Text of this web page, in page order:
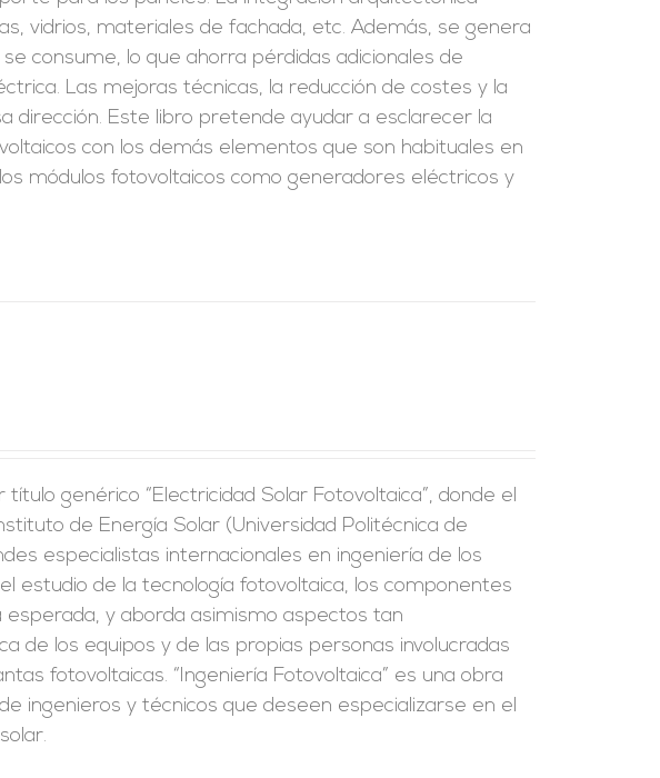
vidrios, materiales de fachada, etc. Además, se genera
consume, lo que ahorra pérdidas adicionales de
Las mejoras técnicas, la reducción de costes y la
dirección. Este libro pretende ayudar a esclarecer la
con los demás elementos que son habituales en
módulos fotovoltaicos como generadores eléctricos y
genérico “Electricidad Solar Fotovoltaica”, donde el
de Energía Solar (Universidad Politécnica de
especialistas internacionales en ingeniería de los
estudio de la tecnología fotovoltaica, los componentes
y aborda asimismo aspectos tan
de los equipos y de las propias personas involucradas
fotovoltaicas. “Ingeniería Fotovoltaica” es una obra
ingenieros y técnicos que deseen especializarse en el